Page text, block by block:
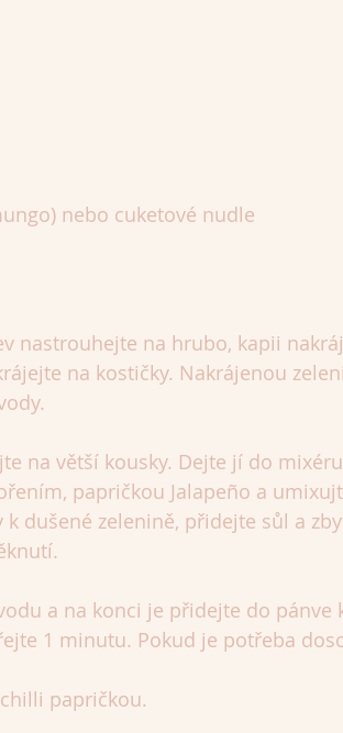
nebo cuketové nudle
nastrouhejte na hrubo, kapii
na kostičky. Nakrájenou
na větší kousky. Dejte jí do
papričkou Jalapeño a
dušené zelenině, přidejte sůl a
a na konci je přidejte do pánve
1 minutu. Pokud je potřeba
papričkou.